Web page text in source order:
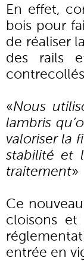
En effet,
bois pour
de réaliser
des rails
«Nous
lambris
valoriser la
stabilité et
traitement»
Ce
cloisons et
entrée en